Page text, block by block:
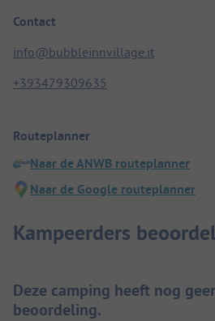
Contact
info@bubbleinnvillage.it
+393479309635
Routeplanner
Naar de ANWB routeplanner
Naar de Google routeplanner
Kampeerders
Deze camping heeft nog
beoordeling.